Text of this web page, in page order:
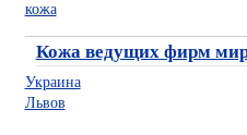
кожа
Кожа ведущих фирм
Украина
Львов